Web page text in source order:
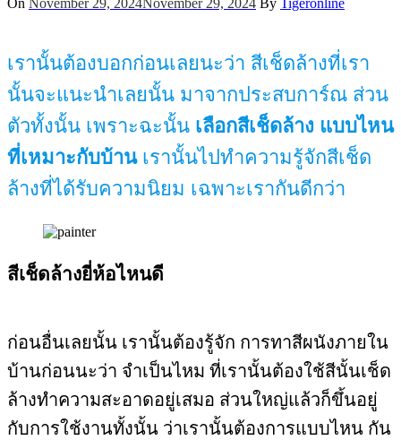
On November 29, 2024November 29, 2024 By Tigeronline
เรานั้นต้องบอกก่อนเลยนะว่า สีเช็ดล้างที่เรา
นั้นจะแนะนำเลยนั้น มาจากประสบการ์ณ ส่วน
ตัวทั้งนั้น เพราะฉะนั้น เลือกสีเช็ดล้าง แบบไหน
ที่เหมาะกับบ้านเรานั้นไปทำความรู้จักสีเช็ด
ล้างที่ได้รับความนิยม เฉพาะเรากันดีกว่า
สีเช็ดล้างยี่ห้อไหนดี
ก่อนอื่นเลยนั้น เรานั้นต้องรู้จัก การทาสีผนังภายใน
บ้านก่อนนะว่า จำเป็นไหม ที่เรานั้นต้องใช้สีนั้นเช็ด
ล้างทำความสะอาดอยู่เสมอ ส่วนใหญ่แล้วก็ขึ้นอยู่
กับการใช้งานทั้งนั้น ว่าเรานั้นต้องการแบบไหน กัน